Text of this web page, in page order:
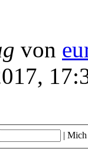
von
| Mich